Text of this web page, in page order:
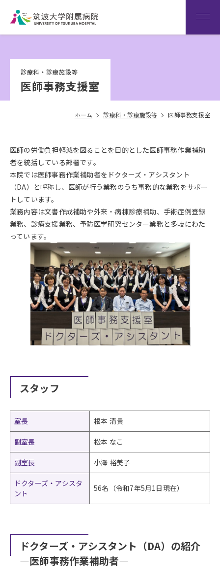
患者さん専用回線
（※本院は全科予約制です）
Language
診療科・診療施設等
医師事務支援室
ホーム 診療科・診療施設等 医師事務支援室
医師の労働負担軽減を図ることを目的とした医師事務作業補助
者を統括している部署です。
本院では医師事務作業補助者をドクターズ・アシスタント
（DA）と呼称し、医師が行う業務のうち事務的な業務をサポー
トしています。
業務内容は文書作成補助や外来・病棟診療補助、手術症例登録
業務、診療支援業務、予防医学研究センター業務と多岐にわた
っています。
スタッフ
室長 根本 清貴
副室長 松本 なこ
副室長 小澤 裕美子
ドクターズ・アシスタ
ント
56名（令和7年5月1日現在）
ドクターズ・アシスタント（DA）の紹介
―医師事務作業補助者―